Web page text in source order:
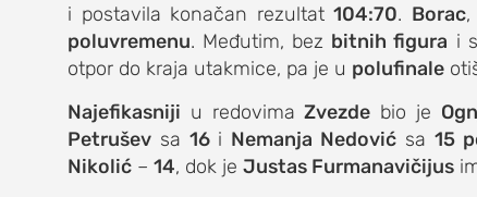
i postavila konačan rezultat104:70. Borac,
poluvremenu. Međutim, bez bitnih figura i
otpor do kraja utakmice, pa je u polufinale
Najefikasniji u redovimaZvezde bio je
Petrušev sa 16i Nemanja Nedović sa 15
Nikolić – 14, dok je Justas Furmanavičijus